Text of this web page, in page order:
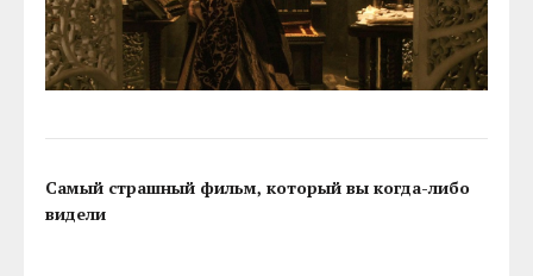
Самый страшный фильм, который вы когда-либо
видели